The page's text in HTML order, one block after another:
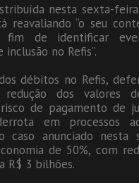
nesta sexta-
reavaliando “o seu
de identificar
inclusão no Refis”.
débitos no Refis,
dos valores
de pagamento de
em processos
caso anunciado nesta
de 50%, com
R$ 3 bilhões.